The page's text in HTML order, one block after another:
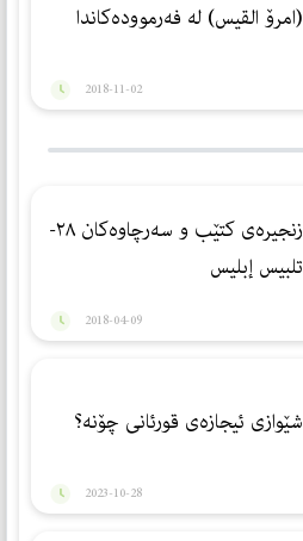
(امرۆ القیس) له‌ فه‌رمووده‌كاندا
2018-11-02
زنجیرەی کتێب و سەرچاوەکان ٢٨-
تلبيس إبليس
2018-04-09
شێوازی ئیجازه‌ی قورئانی چۆنه‌؟
2023-10-28